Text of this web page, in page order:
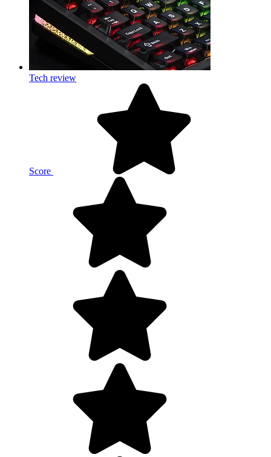
Tech review
Score